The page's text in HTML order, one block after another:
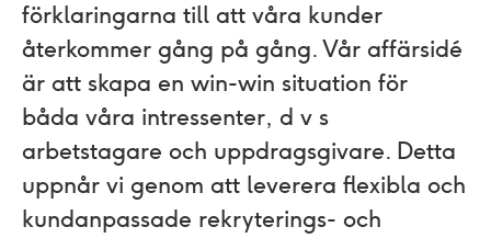
förklaringarna till att våra kunder
återkommer gång på gång. Vår affärsidé
är att skapa en win-win situation för
båda våra intressenter, d v s
arbetstagare och uppdragsgivare. Detta
uppnår vi genom att leverera flexibla och
kundanpassade rekryterings- och